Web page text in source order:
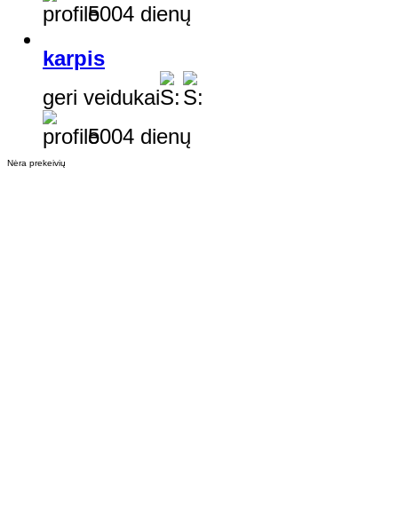
5004 dienų
karpis
geri veidukai
5004 dienų
Nėra prekeivių